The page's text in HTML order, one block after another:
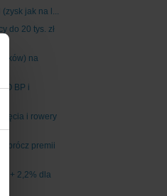
jak na l...
do 20 tys. zł
na
BP i
i rowery
oprócz premii
+ 2,2% dla